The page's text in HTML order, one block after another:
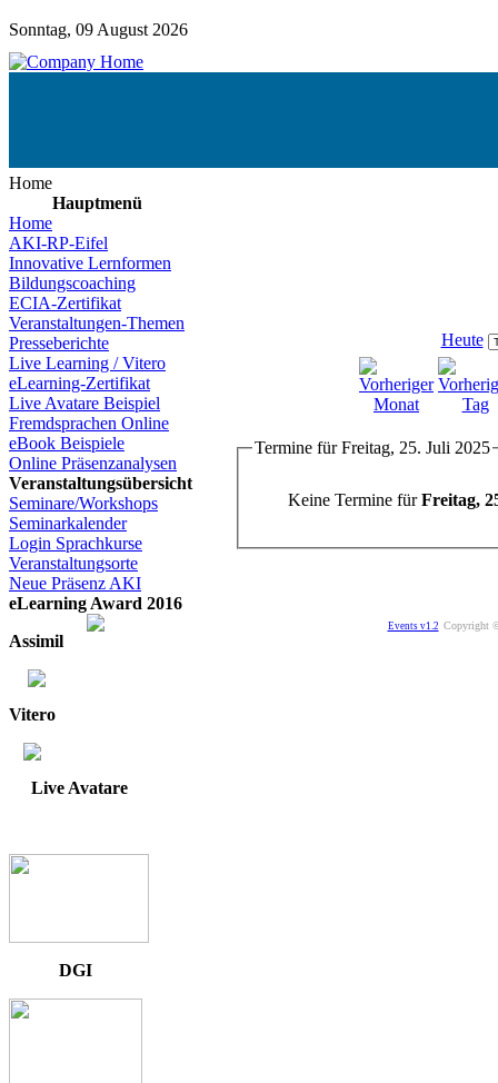
Sonntag, 09 August 2026
Home
Hauptmenü
Home
AKI-RP-Eifel
Innovative Lernformen
Bildungscoaching
ECIA-Zertifikat
Veranstaltungen-Themen
Presseberichte
Live Learning / Vitero
eLearning-Zertifikat
Live Avatare Beispiel
Fremdsprachen Online
eBook Beispiele
Online Präsenzanalysen
Veranstaltungsübersicht
Seminare/Workshops
Seminarkalender
Login Sprachkurse
Veranstaltungsorte
Neue Präsenz AKI
eLearning Award 2016
Assimil
Vitero
Live Avatare
DGI
Heute
Termine für Freitag, 25. Juli 2025
Keine Termine fürFreitag,
Events v1.2 Copyright